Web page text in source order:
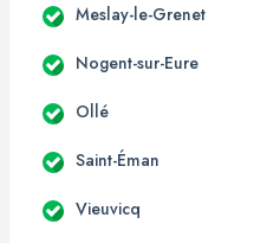
Meslay-le-Grenet
Nogent-sur-Eure
Ollé
Saint-Éman
Vieuvicq